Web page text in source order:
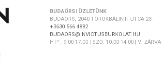
BUDAÖRSI ÜZLETÜNK
BUDAÖRS, 2040 TÖRÖKBÁLINTI UTCA 23.
+3630 566 4882
BUDAORS@INVICTUSBURKOLAT.HU
H-P : 9:00-17:00 | SZO: 10:00-14:00 | V: ZÁRVA